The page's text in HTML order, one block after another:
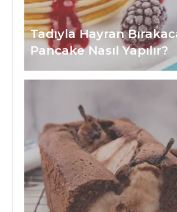
Tadıyla Hayran
Pancake Nasıl Yapılır?